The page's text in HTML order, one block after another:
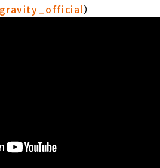
）